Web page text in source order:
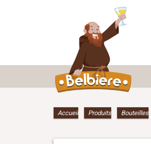
Accueil» Produits» Bouteilles»